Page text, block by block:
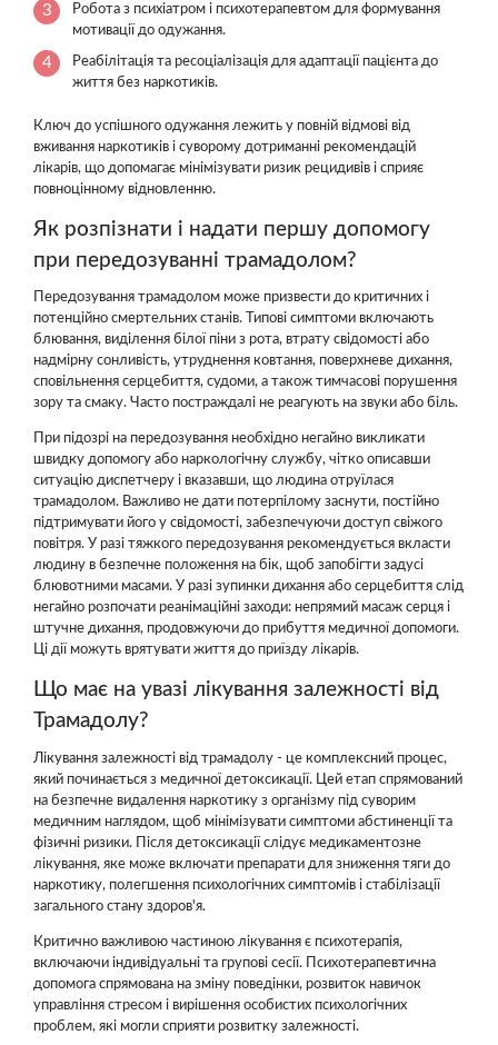
Робота з психіатром і психотерапевтом для формування
мотивації до одужання.
Реабілітація та ресоціалізація для адаптації пацієнта до
життя без наркотиків.
Ключ до успішного одужання лежить у повній відмові від
вживання наркотиків і суворому дотриманні рекомендацій
лікарів, що допомагає мінімізувати ризик рецидивів і сприяє
повноцінному відновленню.
Як розпізнати і надати першу допомогу
при передозуванні трамадолом?
Передозування трамадолом може призвести до критичних і
потенційно смертельних станів. Типові симптоми включають
блювання, виділення білої піни з рота, втрату свідомості або
надмірну сонливість, утруднення ковтання, поверхневе дихання,
сповільнення серцебиття, судоми, а також тимчасові порушення
зору та смаку. Часто постраждалі не реагують на звуки або біль.
При підозрі на передозування необхідно негайно викликати
швидку допомогу або наркологічну службу, чітко описавши
ситуацію диспетчеру і вказавши, що людина отруїлася
трамадолом. Важливо не дати потерпілому заснути, постійно
підтримувати його у свідомості, забезпечуючи доступ свіжого
повітря. У разі тяжкого передозування рекомендується вкласти
людину в безпечне положення на бік, щоб запобігти задусі
блювотними масами. У разі зупинки дихання або серцебиття слід
негайно розпочати реанімаційні заходи: непрямий масаж серця і
штучне дихання, продовжуючи до прибуття медичної допомоги.
Ці дії можуть врятувати життя до приїзду лікарів.
Що має на увазі лікування залежності від
Трамадолу?
Лікування залежності від трамадолу - це комплексний процес,
який починається з медичної детоксикації. Цей етап спрямований
на безпечне видалення наркотику з організму під суворим
медичним наглядом, щоб мінімізувати симптоми абстиненції та
фізичні ризики. Після детоксикації слідує медикаментозне
лікування, яке може включати препарати для зниження тяги до
наркотику, полегшення психологічних симптомів і стабілізації
загального стану здоров'я.
Критично важливою частиною лікування є психотерапія,
включаючи індивідуальні та групові сесії. Психотерапевтична
допомога спрямована на зміну поведінки, розвиток навичок
управління стресом і вирішення особистих психологічних
проблем, які могли сприяти розвитку залежності.